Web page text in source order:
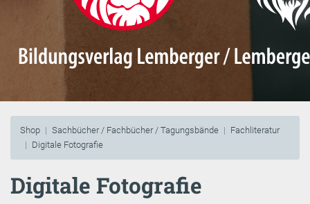
Shop Sachbücher / Fachbücher / Tagungsbände
Fachliteratur
Digitale Fotografie
Digitale Fotografie